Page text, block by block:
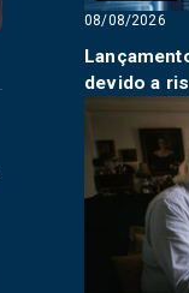
08/08/2026
devido a